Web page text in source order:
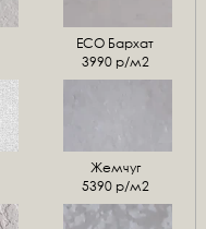
ECO Бархат
3990 р/м2
Жемчуг
5390 р/м2